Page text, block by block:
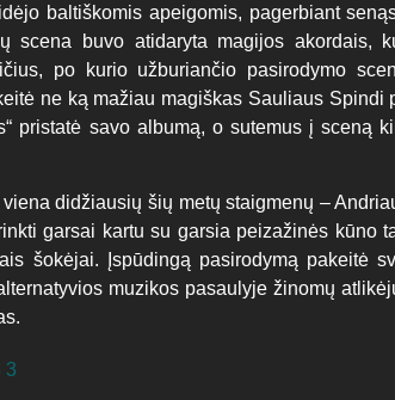
baltiškomis apeigomis, pagerbiant
scena buvo atidaryta magijos akordais,
po kurio užburiančio pasirodymo
ne ką mažiau magiškas Sauliaus Spindi
pristatė savo albumą, o sutemus į sceną
didžiausių šių metų staigmenų –
garsai kartu su garsia peizažinės kūno
šokėjai. Įspūdingą pasirodymą pakeitė
muzikos pasaulyje žinomų